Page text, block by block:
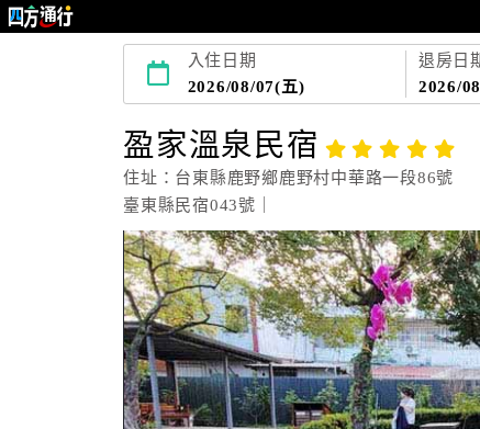
入住日期
2026/08/07(五)
退房日
2026/
盈家溫泉民宿
住址：台東縣鹿野鄉鹿野村中華路一段86號
臺東縣民宿043號｜